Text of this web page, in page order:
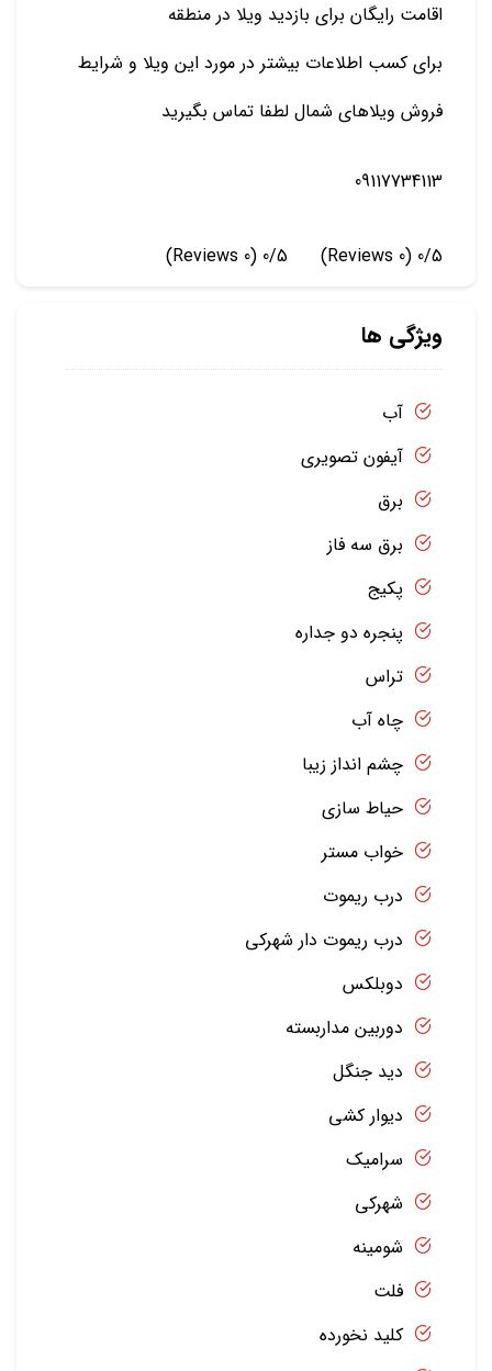
اقامت رایگان برای بازدید ویلا در منطقه
برای کسب اطلاعات بیشتر در مورد این ویلا و شرایط
فروش ویلاهای شمال لطفا تماس بگیرید
09117734113
0/5
(0 Reviews)
0/5
(0 Reviews)
ویژگی ها
آب
آیفون تصویری
برق
برق سه فاز
پکیج
پنجره دو جداره
تراس
چاه آب
چشم انداز زیبا
حیاط سازی
خواب مستر
درب ریموت
درب ریموت دار شهرکی
دوبلکس
دوربین مداربسته
دید جنگل
دیوار کشی
سرامیک
شهرکی
شومینه
فلت
کلید نخورده